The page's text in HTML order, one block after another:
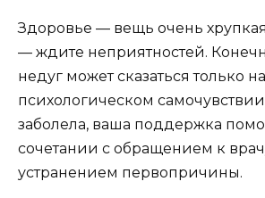
Здоровье — вещь очень
— ждите неприятностей.
недуг может сказаться только на
психологическом
заболела, ваша поддержка
сочетании с обращением к
устранением первопричины.